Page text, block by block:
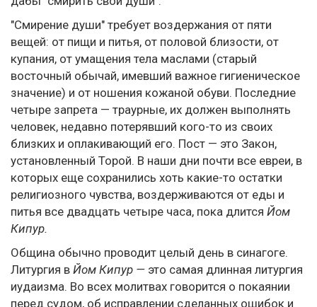
"Смирение души" требует воздержания от пяти
вещей: от пищи и питья, от половой близости, от
купания, от умащения тела маслами (старый
восточный обычай, имевший важное гигиеническое
значение) и от ношения кожаной обуви. Последние
четыре запрета — траурные, их должен выполнять
человек, недавно потерявший кого-то из своих
близких и оплакивающий его. Пост — это Закон,
установленный Торой. В наши дни почти все евреи, в
которых еще сохранились хоть какие-то остатки
религиозного чувства, воздерживаются от еды и
питья все двадцать четыре часа, пока длится Йом
Кипур.
Община обычно проводит целый день в синагоге.
Литургия в Йом Кипур — это самая длинная литургия
иудаизма. Во всех молитвах говорится о покаянии
перед судом, об исправлении сделанных ошибок и